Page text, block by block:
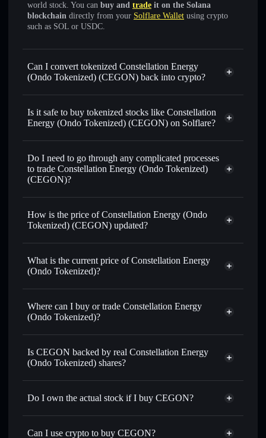
world stock. You can buy and trade it on the Solana
blockchain directly from your Solflare Wallet using crypto
such as SOL or USDC.
Can I convert tokenized Constellation Energy
(Ondo Tokenized) (CEGON) back into crypto?
Constellation Energy (Ondo
Is it safe to buy tokenized stocks like Constellation
Energy (Ondo Tokenized) (CEGON) on Solflare?
1:1 backed,
Do I need to go through any complicated processes
to trade Constellation Energy (Ondo Tokenized)
(CEGON)?
How is the price of Constellation Energy (Ondo
Tokenized) (CEGON) updated?
Constellation Energy (Ondo Tokenized)
What is the current price of Constellation Energy
(Ondo Tokenized)?
Constellation Energy (Ondo
2.84%
Where can I buy or trade Constellation Energy
(Ondo Tokenized)?
Is CEGON backed by real Constellation Energy
(Ondo Tokenized) shares?
Do I own the actual stock if I buy CEGON?
Can I use crypto to buy CEGON?